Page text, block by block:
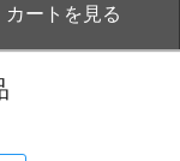
カートを見る